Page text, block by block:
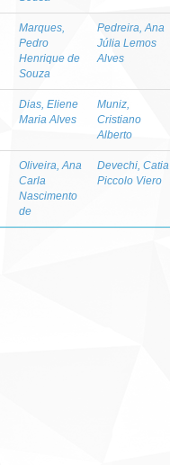
Marques,
Pedro
Henrique de
Souza
Pedreira, Ana
Júlia Lemos
Alves
Dias, Eliene
Maria Alves
Muniz,
Cristiano
Alberto
Oliveira, Ana
Carla
Nascimento
de
Devechi, Catia
Piccolo Viero